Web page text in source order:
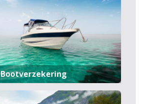
Bootverzekering